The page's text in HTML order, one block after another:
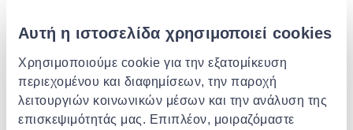
Αυτή η ιστοσελίδα χρησιμοποιεί cookies
Χρησιμοποιούμε cookie για την εξατομίκευση
περιεχομένου και διαφημίσεων, την παροχή
λειτουργιών κοινωνικών μέσων και την ανάλυση της
επισκεψιμότητάς μας. Επιπλέον, μοιραζόμαστε
από
€ 7.25σε
- 13%€ 6.30
Σημεία / Θυρίδες παραλαβής
Εκτ. παράδοση: 12 Αυγ - 13 Αυγ
Δωρεάν
Παράδοση στην πόρτα σου
Δωρεάν αποστολή για παραγγελίες άνω των €
€ 3.49